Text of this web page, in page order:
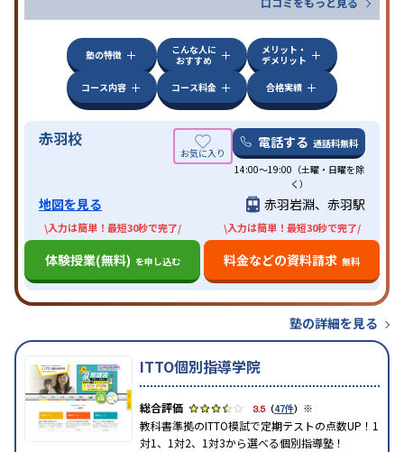
塾の特徴
こんな人に
おすすめ
メリット・
デメリット
コース内容
コース料金 合格実績
赤羽校 電話する 通話料無料
14:00～19:00（土曜・日曜を除
く）
地図を見る 赤羽岩淵、赤羽駅
\入力は簡単！最短30秒で完了/
体験授業(無料) を申し込む
\入力は簡単！最短30秒で完了/
料金などの資料請求 無料
塾の詳細を見る
ITTO個別指導学院
3.5（47件） ※
教科書準拠のITTO模試で定期テストの点数UP！1
対1、1対2、1対3から選べる個別指導塾！